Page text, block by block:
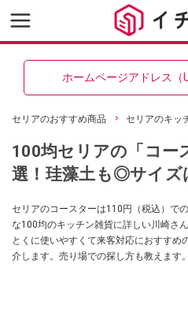
ホームページアドレス（
セリアのおすすめ商品 セリアのキッ
100均セリアの「コー
選！珪藻土も◎サイズ
セリアのコースターは110円（税込）で
な100均のキッチン雑貨に詳しい川崎さ
とくに使いやすくて来客対応におすすめ
介します。売り場での探し方も教えます。